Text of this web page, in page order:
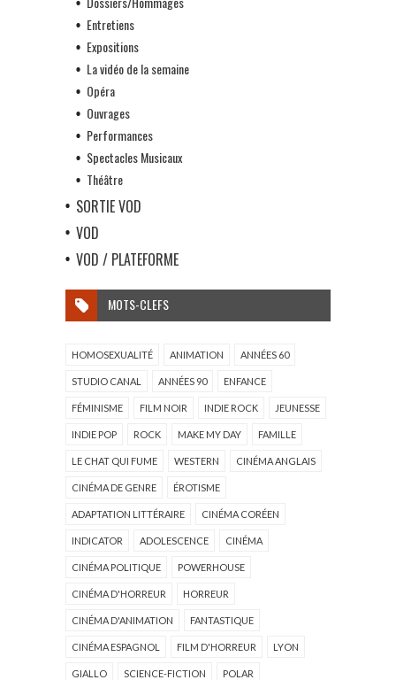
Entretiens
Expositions
La vidéo de la semaine
Opéra
Ouvrages
Performances
Spectacles Musicaux
Théâtre
SORTIE VOD
VOD
VOD / PLATEFORME
MOTS-CLEFS
HOMOSEXUALITÉ ANIMATION ANNÉES 60
STUDIO CANAL ANNÉES 90 ENFANCE
FÉMINISME FILM NOIR INDIE ROCK JEUNESSE
INDIE POP ROCK MAKE MY DAY FAMILLE
LE CHAT QUI FUME WESTERN CINÉMA ANGLAIS
CINÉMA DE GENRE ÉROTISME
ADAPTATION LITTÉRAIRE CINÉMA CORÉEN
INDICATOR ADOLESCENCE CINÉMA
CINÉMA POLITIQUE POWERHOUSE
CINÉMA D'HORREUR HORREUR
CINÉMA D'ANIMATION FANTASTIQUE
CINÉMA ESPAGNOL FILM D'HORREUR LYON
GIALLO SCIENCE-FICTION POLAR